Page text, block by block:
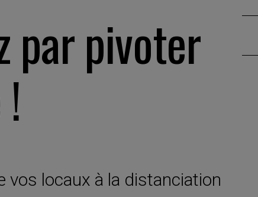
par pivoter
vos locaux à la distanciation